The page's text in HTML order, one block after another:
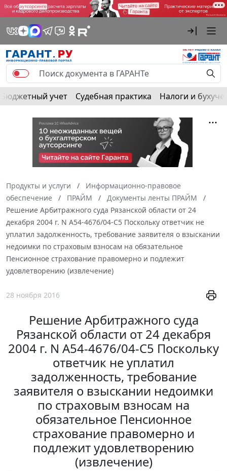
Бюджетный учет Судебная практика Налоги и
Продукты и услуги
Информационно-правовое
обеспечение
ПРАЙМ
Документы ленты ПРАЙМ
Решение Арбитражного суда Рязанской области от 24
декабря 2004 г. N А54-4676/04-С5 Поскольку ответчик не
уплатил задолженность, требование заявителя о взыскании
недоимки по страховым взносам на обязательное
Пенсионное страхование правомерно и подлежит
удовлетворению (извлечение)
28 ноября 2016
Решение Арбитражного суда
Рязанской области от 24 декабря
2004 г. N А54-4676/04-С5 Поскольку
ответчик не уплатил
задолженность, требование
заявителя о взыскании недоимки
по страховым взносам на
обязательное Пенсионное
страхование правомерно и
подлежит удовлетворению
(извлечение)